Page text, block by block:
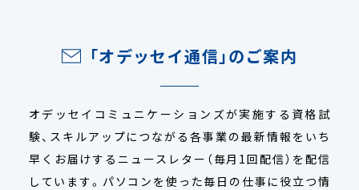
「オデッセイ通信」のご案内
オデッセイコミュニケーションズが実施する資格試
験、スキルアップにつながる各事業の最新情報をいち
早くお届けするニュースレター（毎月1回配信）を配信
しています。パソコンを使った毎日の仕事に役立つ情